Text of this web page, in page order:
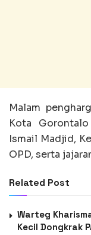
Malam
Kota
Ismail Madjid,
OPD, serta
Related Post
Warteg
Kecil Dongkrak